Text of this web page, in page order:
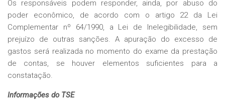
Os responsáveis podem responder, ainda, por abuso do
poder econômico, de acordo com o artigo 22 da Lei
Complementar nº 64/1990, a Lei de Inelegibilidade, sem
prejuízo de outras sanções. A apuração do excesso de
gastos será realizada no momento do exame da prestação
de contas, se houver elementos suficientes para a
constatação.
Informações do TSE